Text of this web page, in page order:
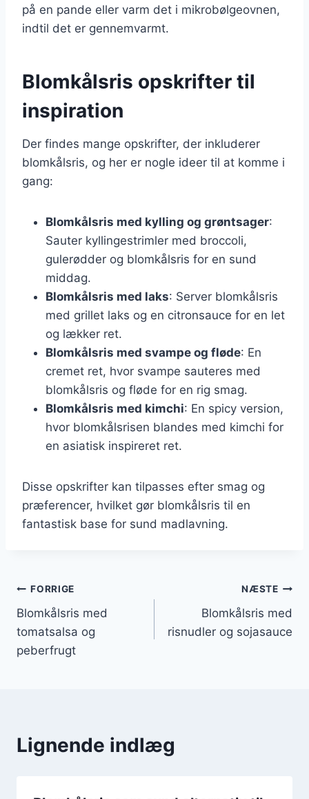
på en pande eller varm det i mikrobølgeovnen,
indtil det er gennemvarmt.
Blomkålsris opskrifter til
inspiration
Der findes mange opskrifter, der inkluderer
blomkålsris, og her er nogle ideer til at komme i
gang:
Blomkålsris med kylling og grøntsager:
Sauter kyllingestrimler med broccoli,
gulerødder og blomkålsris for en sund
middag.
Blomkålsris med laks: Server blomkålsris
med grillet laks og en citronsauce for en let
og lækker ret.
Blomkålsris med svampe og fløde: En
cremet ret, hvor svampe sauteres med
blomkålsris og fløde for en rig smag.
Blomkålsris med kimchi: En spicy version,
hvor blomkålsrisen blandes med kimchi for
en asiatisk inspireret ret.
Disse opskrifter kan tilpasses efter smag og
præferencer, hvilket gør blomkålsris til en
fantastisk base for sund madlavning.
Indlægsnavigation
FORRIGE
Blomkålsris med
tomatsalsa og
peberfrugt
NÆSTE
Blomkålsris med
risnudler og sojasauce
Lignende indlæg